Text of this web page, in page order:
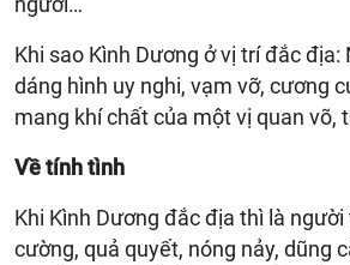
Khi sao Kình Dương ở vị trí đắc
dáng hình uy nghi, vạm vỡ, cương
mang khí chất của một vị quan võ,
Về tính tình
Khi Kình Dương đắc địa thì là
cường, quả quyết, nóng nảy, dũng